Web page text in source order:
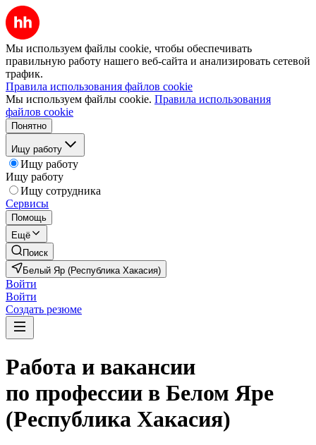
Мы используем файлы cookie, чтобы обеспечивать
правильную работу нашего веб-сайта и анализировать сетевой
трафик.
Правила использования файлов cookie
Мы используем файлы cookie. Правила использования
файлов cookie
Понятно
Ищу работу
Ищу работу
Ищу работу
Ищу сотрудника
Сервисы
Помощь
Ещё
Поиск
Белый Яр (Республика Хакасия)
Войти
Войти
Создать резюме
Работа и вакансии
по профессии в Белом Яре
(Республика Хакасия)